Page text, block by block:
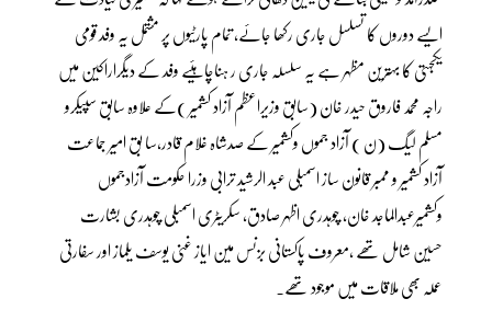
ایسے دوروں کا تسلسل جاری رکھا جائے، تمام پارٹیوں پر مشتمل یہ وفد قومی
یکجہتی کا بہترین مظہر ہے یہ سلسلہ جاری ر ہناچاہئیے وفد کے دیگراراکین میں
راجہ محمد فاروق حیدر خان (سابق وزیراعظم آزاد کشمیر )کے علاوہ سابق سپیکرو
مسلم لیگ (ن ) آزاد جموں وکشمیر کے صدشاہ غلام قادر،سا بق امیر جماعت
آزاد کشمیر و ممبر قانون ساز اسمبلی عبد الرشید ترابی وزرا حکومت آزادجموں
وکشمیرعبدالماجد خان، چوہدری اظہر صادق، سکریٹری اسمبلی چوہدری بشارت
حسین شامل تھے ،معروف پاکستانی بزنس مین ایاز غنی یوسف یلماز اور سفارتی
عملہ بھی ملاقات میں موجود تھے۔